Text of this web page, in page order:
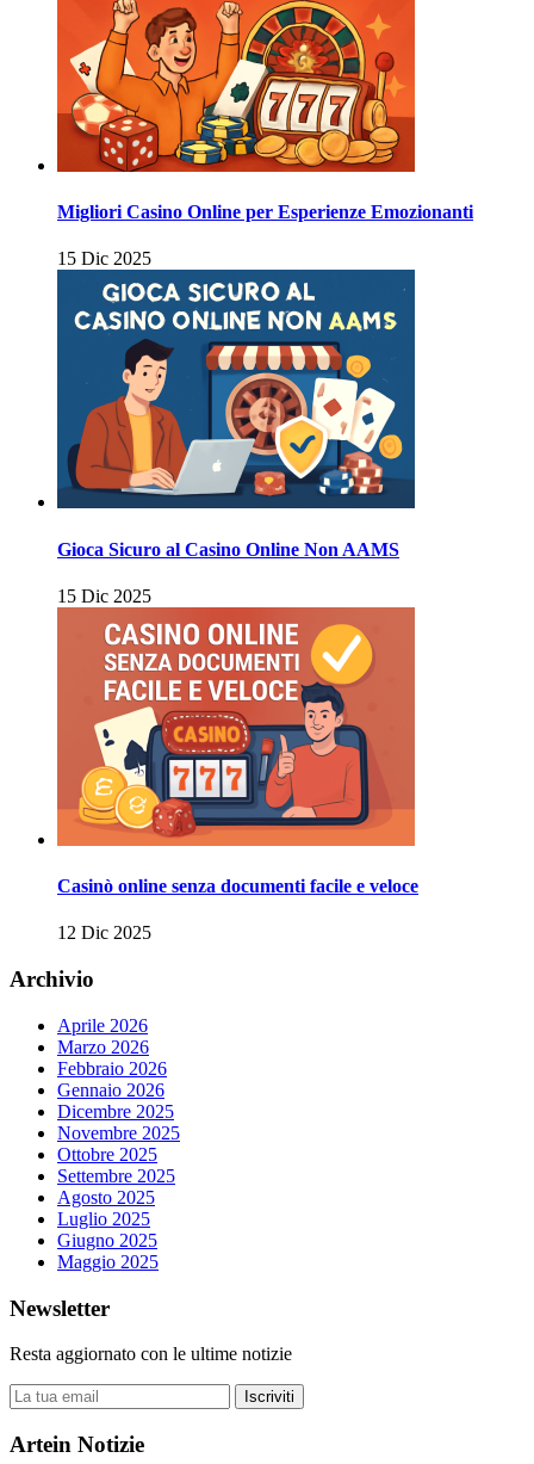
Migliori Casino Online per Esperienze Emozionanti
15 Dic 2025
Gioca Sicuro al Casino Online Non AAMS
15 Dic 2025
Casinò online senza documenti facile e veloce
12 Dic 2025
Archivio
Aprile 2026
Marzo 2026
Febbraio 2026
Gennaio 2026
Dicembre 2025
Novembre 2025
Ottobre 2025
Settembre 2025
Agosto 2025
Luglio 2025
Giugno 2025
Maggio 2025
Newsletter
Resta aggiornato con le ultime notizie
Iscriviti
Artein Notizie